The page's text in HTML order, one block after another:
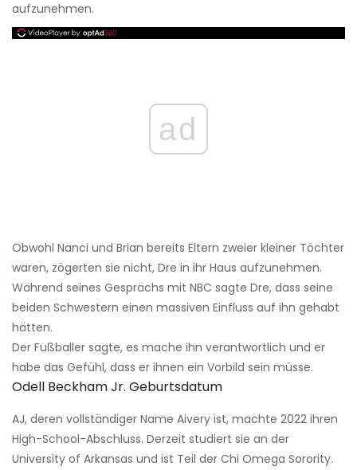
aufzunehmen.
ad
Obwohl Nanci und Brian bereits Eltern zweier kleiner Töchter
waren, zögerten sie nicht, Dre in ihr Haus aufzunehmen.
Während seines Gesprächs mit NBC sagte Dre, dass seine
beiden Schwestern einen massiven Einfluss auf ihn gehabt
hätten.
Der Fußballer sagte, es mache ihn verantwortlich und er
habe das Gefühl, dass er ihnen ein Vorbild sein müsse.
Odell Beckham Jr. Geburtsdatum
AJ, deren vollständiger Name Aivery ist, machte 2022 ihren
High-School-Abschluss. Derzeit studiert sie an der
University of Arkansas und ist Teil der Chi Omega Sorority.